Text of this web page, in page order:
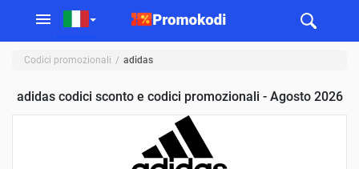
Codici promozionali adidas
adidas codici sconto e codici promozionali - Agosto 2026